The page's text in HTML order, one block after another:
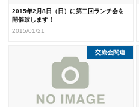
2015年2月8日（日）に第二回ランチ会を
開催致します！
2015/01/21
交流会関連